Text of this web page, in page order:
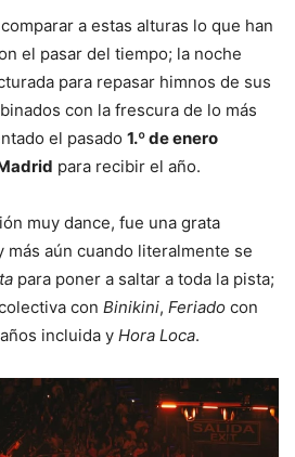
a estas alturas lo que han
el pasar del tiempo; la noche
para repasar himnos de sus
con la frescura de lo más
el pasado 1.º de enero
para recibir el año.
muy dance, fue una grata
más aún cuando literalmente se
para poner a saltar a toda la pista;
con Binikini, Feriado con
incluida y Hora Loca.